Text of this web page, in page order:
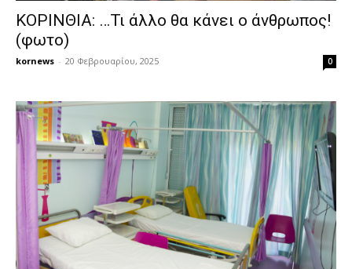
ΚΟΡΙΝΘΙΑ: …Τι άλλο θα κάνει ο άνθρωπος!
(φωτο)
kornews - 20 Φεβρουαρίου, 2025 0